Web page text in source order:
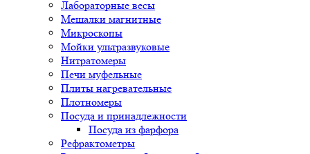
Лабораторные весы
Мешалки магнитные
Микроскопы
Мойки ультразвуковые
Нитратомеры
Печи муфельные
Плиты нагревательные
Плотномеры
Посуда и принадлежности
Посуда из фарфора
Рефрактометры